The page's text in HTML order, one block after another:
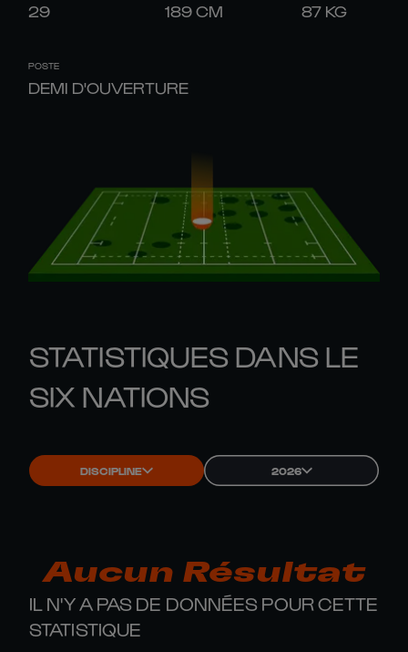
29 189CM 87 KG
POSTE
DEMI D'OUVERTURE
STATISTIQUES DANS LE
SIX NATIONS
DISCIPLINE 2026
Aucun Résultat
IL N'Y A PAS DE DONNÉES POUR CETTE
STATISTIQUE